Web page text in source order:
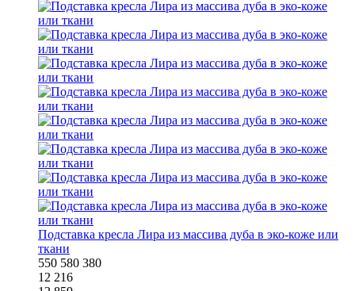
Подставка кресла Лира из массива дуба в эко-коже или
ткани
550 580 380
12 216